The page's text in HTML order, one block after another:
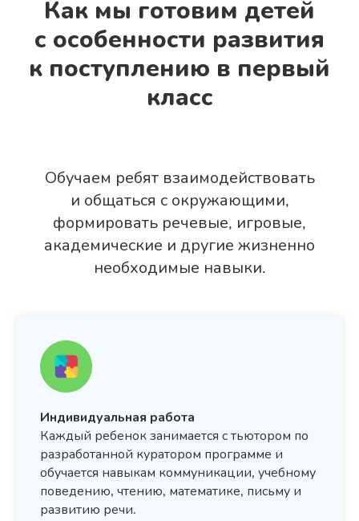
Как мы готовим детей
с особенности развития
к поступлению в первый
класс
Обучаем ребят взаимодействовать
и общаться с окружающими,
формировать речевые, игровые,
академические и другие жизненно
необходимые навыки.
Индивидуальная работа
Каждый ребенок занимается с тьютором по
разработанной куратором программе и
обучается навыкам коммуникации, учебному
поведению, чтению, математике, письму и
развитию речи.